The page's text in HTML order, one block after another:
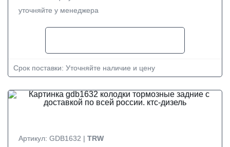
уточняйте у менеджера
Срок поставки: Уточняйте наличие и цену
Артикул: GDB1632 | TRW